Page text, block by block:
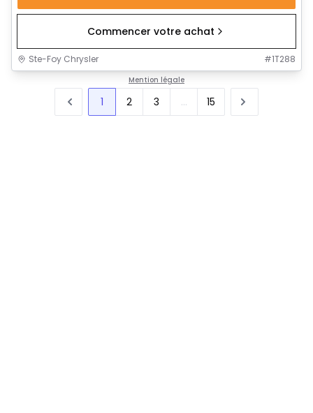
Commencer votre achat
Ste-Foy Chrysler #1T288
Mention légale
1 2 3 ... 15